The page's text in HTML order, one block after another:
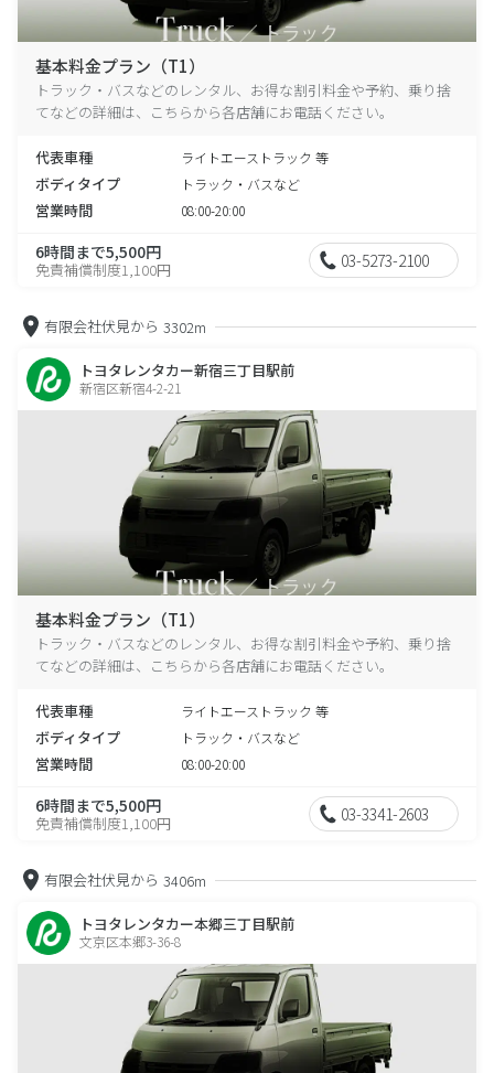
基本料金プラン（T1）
トラック・バスなどのレンタル、お得な割引料金や予約、乗り捨
てなどの詳細は、こちらから各店舗にお電話ください。
代表車種 ライトエーストラック 等
ボディタイプ トラック・バスなど
営業時間 08:00-20:00
6時間まで5,500円
免責補償制度1,100円 03-5273-2100
有限会社伏見から 3302m
トヨタレンタカー新宿三丁目駅前
新宿区新宿4-2-21
基本料金プラン（T1）
トラック・バスなどのレンタル、お得な割引料金や予約、乗り捨
てなどの詳細は、こちらから各店舗にお電話ください。
代表車種 ライトエーストラック 等
ボディタイプ トラック・バスなど
営業時間 08:00-20:00
6時間まで5,500円
免責補償制度1,100円 03-3341-2603
有限会社伏見から 3406m
トヨタレンタカー本郷三丁目駅前
文京区本郷3-36-8